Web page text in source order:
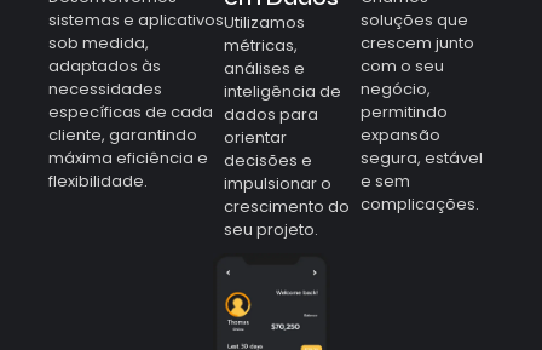
sistemas e aplicativos
sob medida,
adaptados às
necessidades
específicas de cada
cliente, garantindo
máxima eficiência e
flexibilidade.
Utilizamos
métricas,
análises e
inteligência de
dados para
orientar
decisões e
impulsionar o
crescimento do
seu projeto.
soluções que
crescem junto
com o seu
negócio,
permitindo
expansão
segura, estável
e sem
complicações.